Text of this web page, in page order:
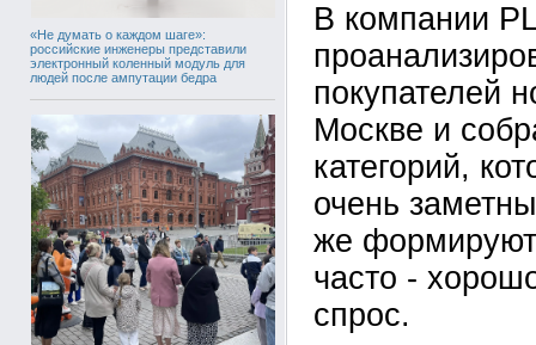
«Не думать о каждом шаге»:
российские инженеры представили
электронный коленный модуль для
людей после ампутации бедра
В компании
покупателей
Москве и
категорий,
очень
же
часто -
спрос.